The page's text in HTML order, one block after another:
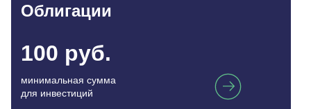
минимальная сумма
для инвестиций
Облигации
100 руб.